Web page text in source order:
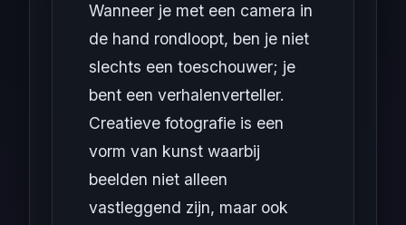
Wanneer je met een camera in
de hand rondloopt, ben je niet
slechts een toeschouwer; je
bent een verhalenverteller.
Creatieve fotografie is een
vorm van kunst waarbij
beelden niet alleen
vastleggend zijn, maar ook